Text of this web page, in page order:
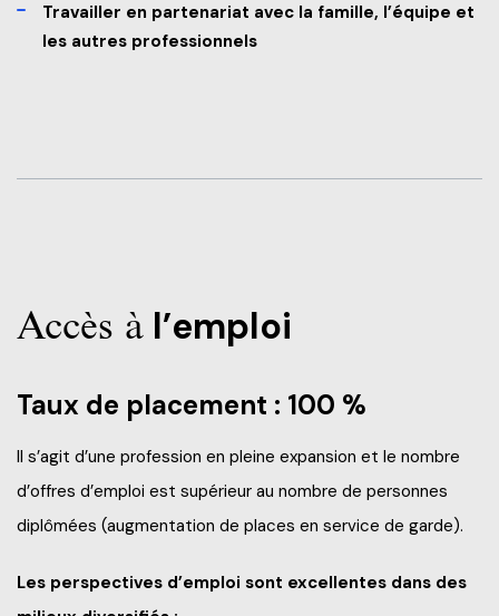
Travailler en partenariat avec la famille, l’équipe et
les autres professionnels
Accès à l’emploi
Taux de placement : 100 %
Il s’agit d’une profession en pleine expansion et le nombre
d’offres d’emploi est supérieur au nombre de personnes
diplômées (augmentation de places en service de garde).
Les perspectives d’emploi sont excellentes dans des